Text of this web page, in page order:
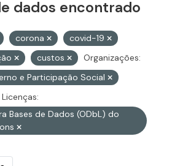
dados encontrado
corona
covid-19
custos
Organizações:
e Participação Social
Licenças:
Bases de Dados (ODbL) do